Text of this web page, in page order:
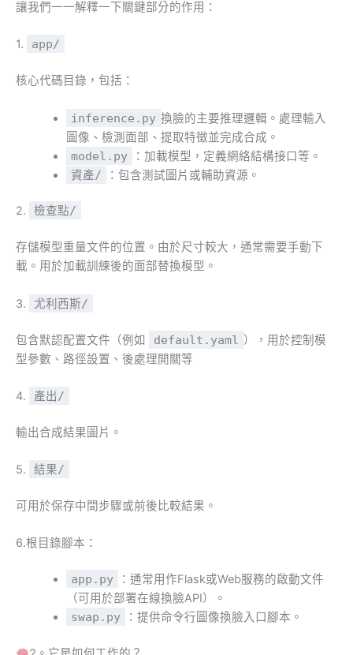
讓我們一一解釋一下關鍵部分的作用：
1. app/
核心代碼目錄，包括：
inference.py 換臉的主要推理邏輯。處理輸入
圖像、檢測面部、提取特徵並完成合成。
model.py ：加載模型，定義網絡結構接口等。
資產/ ：包含測試圖片或輔助資源。
2. 檢查點/
存儲模型重量文件的位置。由於尺寸較大，通常需要手動下
載。用於加載訓練後的面部替換模型。
3. 尤利西斯/
包含默認配置文件（例如 default.yaml
），用於控制模
型參數、路徑設置、後處理開關等
4. 產出/
輸出合成結果圖片。
5. 結果/
可用於保存中間步驟或前後比較結果。
6.根目錄腳本：
app.py
：通常用作Flask或Web服務的啟動文件
（可用於部署在線換臉API）。
swap.py ：提供命令行圖像換臉入口腳本。